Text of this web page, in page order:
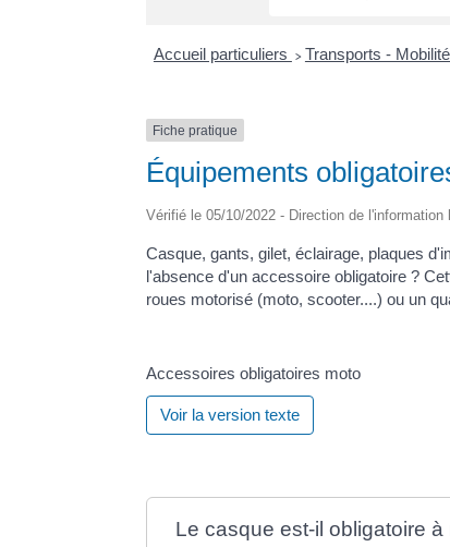
Accueil particuliers > Transports - Mobilité
Fiche pratique
Équipements
Vérifié le 05/10/2022 - Direction de
Casque, gants, gilet, éclairage, plaques
l'absence d'un accessoire obligatoire ?
roues motorisé (moto, scooter....) ou un
Accessoires obligatoires moto
Voir la version texte
Le casque est-il obligatoire à